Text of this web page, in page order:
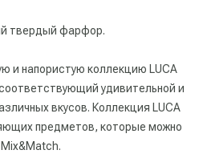
твердый фарфор.
и напористую коллекцию LUCA
удивительной и
вкусов. Коллекция LUCA
предметов, которые можно